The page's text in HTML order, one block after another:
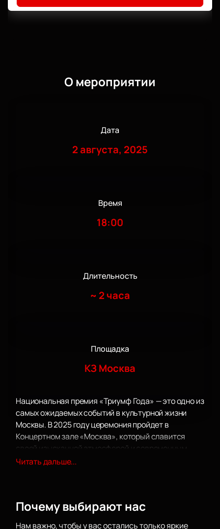
О мероприятии
Дата
2 августа, 2025
Время
18:00
Длительность
~ 2 часа
Площадка
КЗ Москва
Национальная премия «Триумф Года» — это одно из
самых ожидаемых событий в культурной жизни
Москвы. В 2025 году церемония пройдет в
Концертном зале «Москва», который славится
своей изысканной атмосферой и современным
техническим оснащением. Это идеальное место
Национальная премия «Триумф Года» собирает на
Читать дальше...
Почему выбирают нас
Нам важно, чтобы у вас остались только яркие